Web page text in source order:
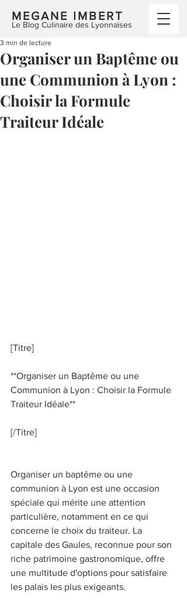
MEGANE IMBERT
Le Blog Culinaire des Lyonnaises
Organiser un Baptême ou
une Communion à Lyon :
Choisir la Formule
Traiteur Idéale
3 min de lecture
[Titre]
**Organiser un Baptême ou une
Communion à Lyon : Choisir la Formule
Traiteur Idéale**
[/Titre]
Organiser un baptême ou une
communion à Lyon est une occasion
spéciale qui mérite une attention
particulière, notamment en ce qui
concerne le choix du traiteur. La
capitale des Gaules, reconnue pour son
riche patrimoine gastronomique, offre
une multitude d'options pour satisfaire
les palais les plus exigeants.